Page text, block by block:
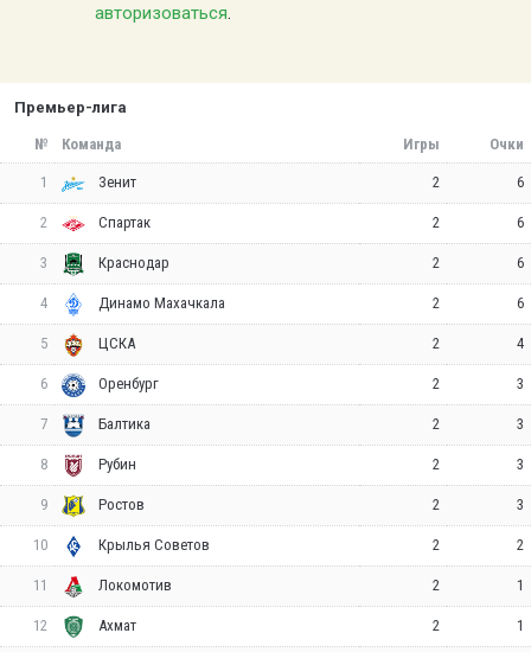
авторизоваться.
Премьер-лига
№ Команда Игры Очки
1 Зенит 2 6
2 Спартак 2 6
3 Краснодар 2 6
4 Динамо Махачкала 2 6
5 ЦСКА 2 4
6 Оренбург 2 3
7 Балтика 2 3
8 Рубин 2 3
9 Ростов 2 3
10 Крылья Советов 2 2
11 Локомотив 2 1
12 Ахмат 2 1